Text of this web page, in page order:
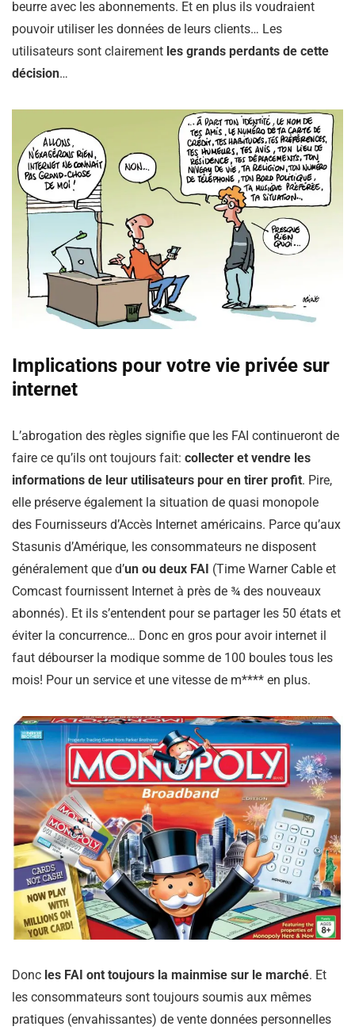
beurre avec les abonnements. Et en plus ils voudraient
pouvoir utiliser les données de leurs clients… Les
utilisateurs sont clairement les grands perdants de cette
décision…
Implications pour votre vie privée sur
internet
L’abrogation des règles signifie que les FAI continueront de
faire ce qu’ils ont toujours fait: collecter et vendre les
informations de leur utilisateurs pour en tirer profit. Pire,
elle préserve également la situation de quasi monopole
des Fournisseurs d’Accès Internet américains. Parce qu’aux
Stasunis d’Amérique, les consommateurs ne disposent
généralement que d’un ou deux FAI (Time Warner Cable et
Comcast fournissent Internet à près de ¾ des nouveaux
abonnés). Et ils s’entendent pour se partager les 50 états et
éviter la concurrence… Donc en gros pour avoir internet il
faut débourser la modique somme de 100 boules tous les
mois! Pour un service et une vitesse de m**** en plus.
Donc les FAI ont toujours la mainmise sur le marché. Et
les consommateurs sont toujours soumis aux mêmes
pratiques (envahissantes) de vente données personnelles